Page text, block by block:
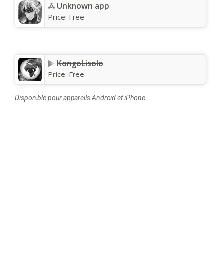
Unknown app
Price: Free
KongoLisolo
Price: Free
Disponible pour appareils Android et iPhone.